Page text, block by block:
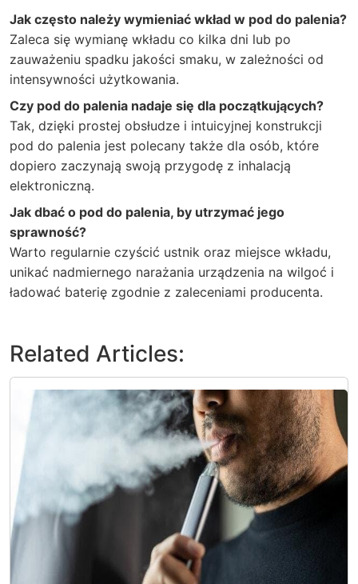
Jak często należy wymieniać wkład w pod do palenia?
Zaleca się wymianę wkładu co kilka dni lub po
zauważeniu spadku jakości smaku, w zależności od
intensywności użytkowania.
Czy pod do palenia nadaje się dla początkujących?
Tak, dzięki prostej obsłudze i intuicyjnej konstrukcji
pod do palenia jest polecany także dla osób, które
dopiero zaczynają swoją przygodę z inhalacją
elektroniczną.
Jak dbać o pod do palenia, by utrzymać jego
sprawność?
Warto regularnie czyścić ustnik oraz miejsce wkładu,
unikać nadmiernego narażania urządzenia na wilgoć i
ładować baterię zgodnie z zaleceniami producenta.
Related Articles: